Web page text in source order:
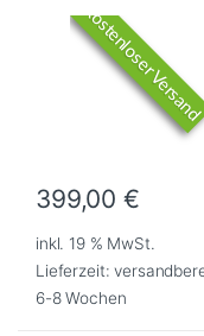
Kostenloser Versand
399,00€
inkl. 19 % MwSt.
Lieferzeit:
6-8 Wochen